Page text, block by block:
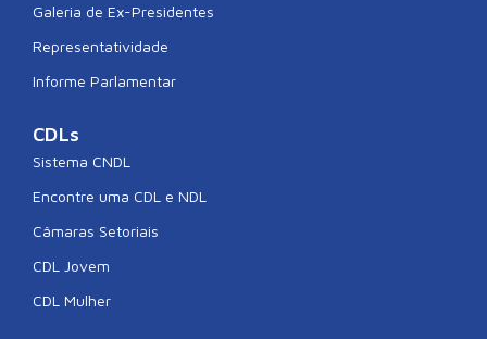
Galeria de Ex-Presidentes
Representatividade
Informe Parlamentar
CDLs
Sistema CNDL
Encontre uma CDL e NDL
Câmaras Setoriais
CDL Jovem
CDL Mulher